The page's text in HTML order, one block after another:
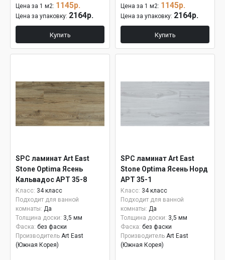
Цена за 1 м2: 1145р.
Цена за упаковку: 2164р.
Купить
Цена за 1 м2: 1145р.
Цена за упаковку: 2164р.
Купить
SPC ламинат Art East
Stone Optima Ясень
Кальвадос APT 35-8
Класс: 34 класс
Подходит для ванной
комнаты: Да
Толщина доски: 3,5 мм
Фаска: без фаски
Производитель Art East
(Южная Корея)
SPC ламинат Art East
Stone Optima Ясень Норд
APT 35-1
Класс: 34 класс
Подходит для ванной
комнаты: Да
Толщина доски: 3,5 мм
Фаска: без фаски
Производитель Art East
(Южная Корея)